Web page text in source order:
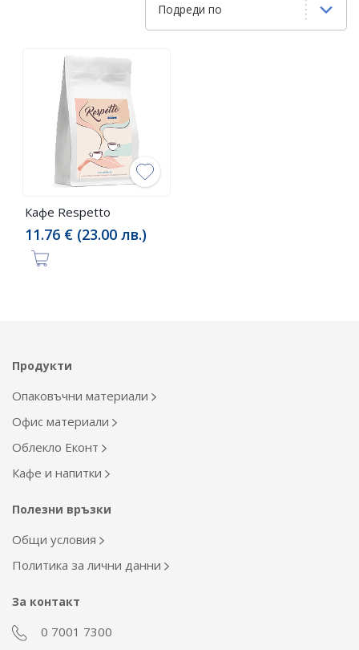
Подреди по
Кафе Respetto
11.76 € (23.00 лв.)
Продукти
Опаковъчни материали
Офис материали
Облекло Еконт
Кафе и напитки
Полезни връзки
Общи условия
Политика за лични данни
За контакт
0 7001 7300